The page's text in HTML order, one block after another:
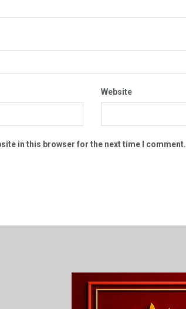
Website
in this browser for the next time I comment.